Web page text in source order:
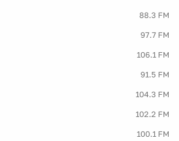
88.3 FM
97.7 FM
106.1 FM
91.5 FM
104.3 FM
102.2 FM
100.1 FM